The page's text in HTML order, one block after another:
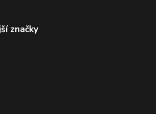
značky